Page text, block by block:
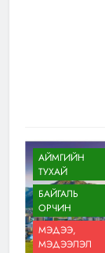
АЙМГИЙН
ТУХАЙ
БАЙГАЛЬ
ОРЧИН
МЭДЭЭ,
МЭДЭЭЛЭЛ